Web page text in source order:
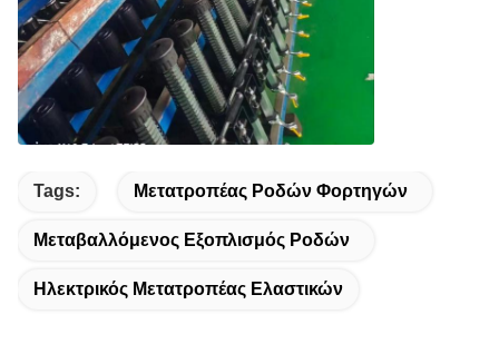
Tags: Μετατροπέας Ροδών Φορτηγών
Μεταβαλλόμενος Εξοπλισμός Ροδών
Ηλεκτρικός Μετατροπέας Ελαστικών